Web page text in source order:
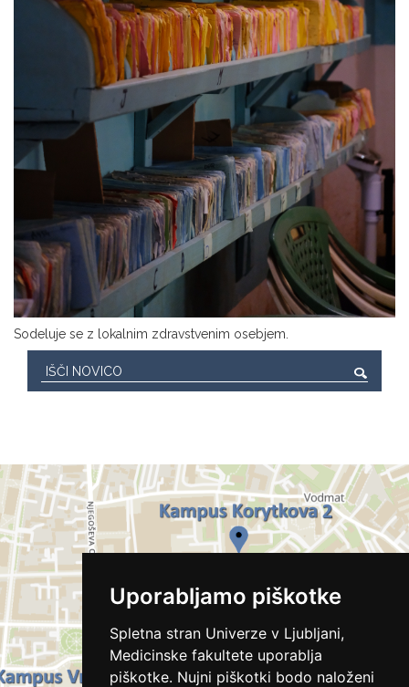
Uporabljamo piškotke
Spletna stran Univerze v Ljubljani,
Medicinske fakultete uporablja
piškotke. Nujni piškotki bodo naloženi
Sodeluje se z lokalnim zdravstvenim osebjem.